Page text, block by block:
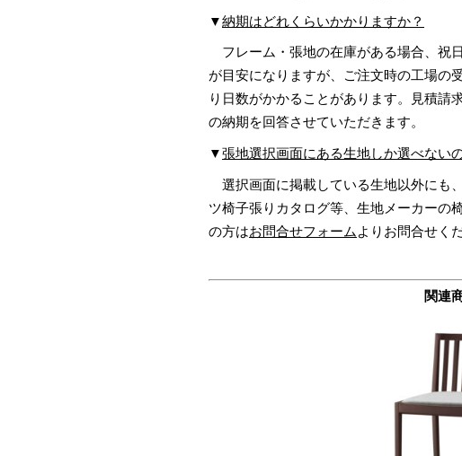
▼納期はどれくらいかかりますか？
フレーム・張地の在庫がある場合、祝
が目安になりますが、ご注文時の工場の
り日数がかかることがあります。見積請
の納期を回答させていただきます。
▼張地選択画面にある生地しか選べない
選択画面に掲載している生地以外にも
ツ椅子張りカタログ等、生地メーカーの
の方はお問合せフォームよりお問合せく
関連